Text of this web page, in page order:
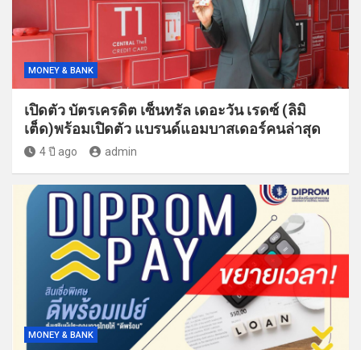
MONEY & BANK
เปิดตัว บัตรเครดิต เซ็นทรัล เดอะวัน เรดซ์ (ลิมิ
เต็ด)พร้อมเปิดตัว แบรนด์แอมบาสเดอร์คนล่าสุด
4 ปี ago admin
MONEY & BANK